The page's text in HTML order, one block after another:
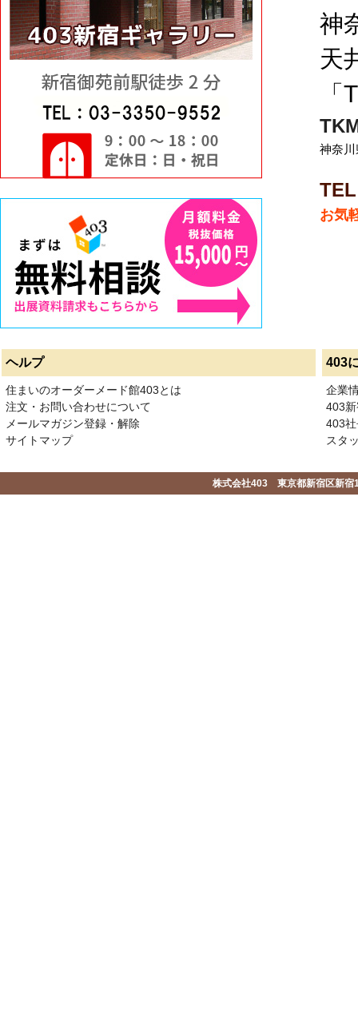
神
天
神奈
お気
ヘルプ 403
住まいのオーダーメード館403とは
注文・お問い合わせについて
メールマガジン登録・解除
サイトマップ
企業
403
403
スタ
株式会社403 東京都新宿区新